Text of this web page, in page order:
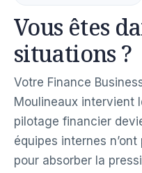
Vous êtes
situations ?
Votre Finance
Moulineaux intervient
pilotage financier
équipes internes
pour absorber la